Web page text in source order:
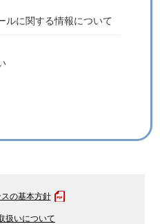
の基本方針
扱いについて